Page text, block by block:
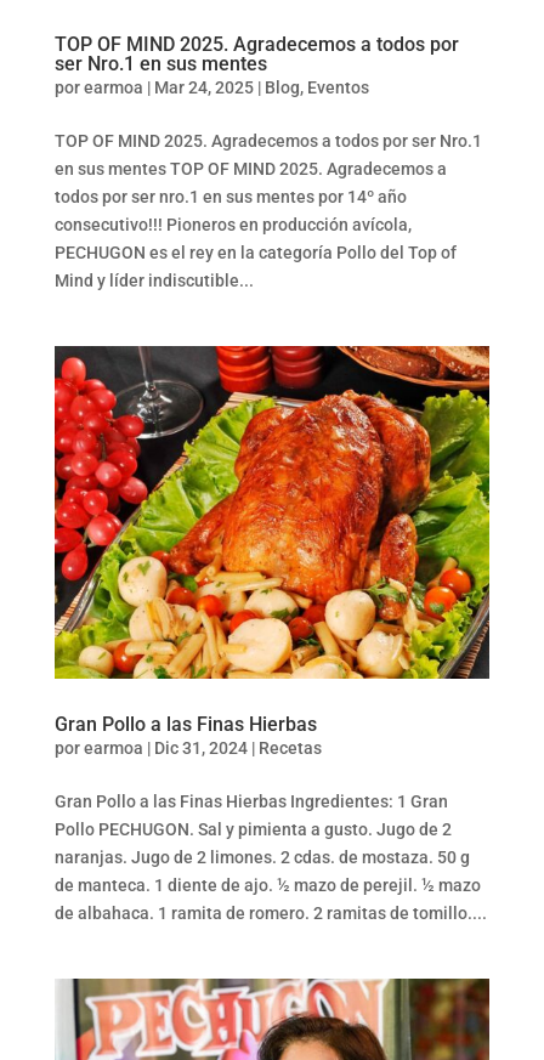
TOP OF MIND 2025. Agradecemos a todos por
ser Nro.1 en sus mentes
porearmoa | Mar 24, 2025| Blog, Eventos
TOP OF MIND 2025. Agradecemos a todos por ser Nro.1
en sus mentes TOP OF MIND 2025. Agradecemos a
todos por ser nro.1 en sus mentes por 14º año
consecutivo!!! Pioneros en producción avícola,
PECHUGON es el rey en la categoría Pollo del Top of
Mind y líder indiscutible...
Gran Pollo a las Finas Hierbas
porearmoa | Dic 31, 2024| Recetas
Gran Pollo a las Finas Hierbas Ingredientes: 1 Gran
Pollo PECHUGON. Sal y pimienta a gusto. Jugo de 2
naranjas. Jugo de 2 limones. 2 cdas. de mostaza. 50 g
de manteca. 1 diente de ajo. ½ mazo de perejil. ½ mazo
de albahaca. 1 ramita de romero. 2 ramitas de tomillo....